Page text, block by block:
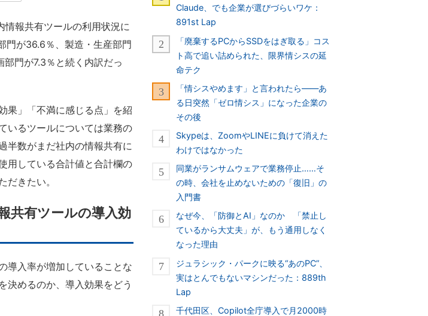
報共有ツールの利用状況に
門が36.6％、製造・生産部門
門が7.3％と続く内訳だっ
果」「不満に感じる点」を紹
いるツールについては業務の
半数がまだ社内の情報共有に
用している合計値と合計欄の
きたい。
共有ツールの導入効
導入率が増加していることな
決めるのか、導入効果をどう
Claude、でも企業が選びづらいワケ：
891st Lap
「廃棄するPCからSSDをはぎ取る」コス
ト高で追い詰められた、限界情シスの延
命テク
「情シスやめます」と言われたら――あ
る日突然「ゼロ情シス」になった企業の
その後
Skypeは、ZoomやLINEに負けて消えた
わけではなかった
同業がランサムウェアで業務停止……そ
の時、会社を止めないための「復旧」の
入門書
なぜ今、「防御とAI」なのか 「禁止し
ているから大丈夫」が、もう通用しなく
なった理由
ジュラシック・パークに映る“あのPC”、
実はとんでもないマシンだった：889th
Lap
千代田区、Copilot全庁導入で月2000時